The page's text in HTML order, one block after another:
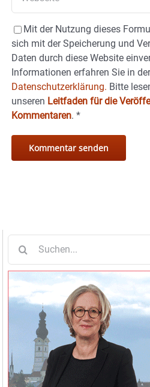
Mit der Nutzung dieses
sich mit der Speicherung und
Daten durch diese Website
Informationen erfahren Sie in der
Datenschutzerklärung. Bitte
unseren Leitfaden für die
Kommentaren. *
nach: